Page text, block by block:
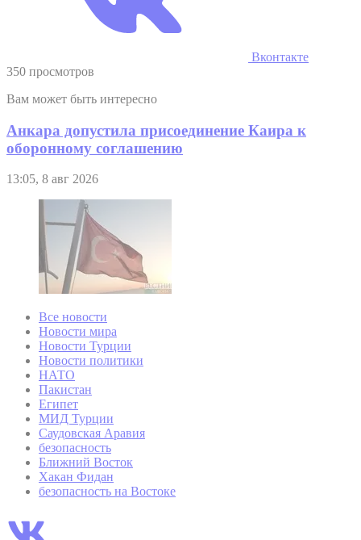
Вконтакте
350 просмотров
Вам может быть интересно
Анкара допустила присоединение Каира к
оборонному соглашению
13:05, 8 авг 2026
Все новости
Новости мира
Новости Турции
Новости политики
НАТО
Пакистан
Египет
МИД Турции
Саудовская Аравия
безопасность
Ближний Восток
Хакан Фидан
безопасность на Востоке